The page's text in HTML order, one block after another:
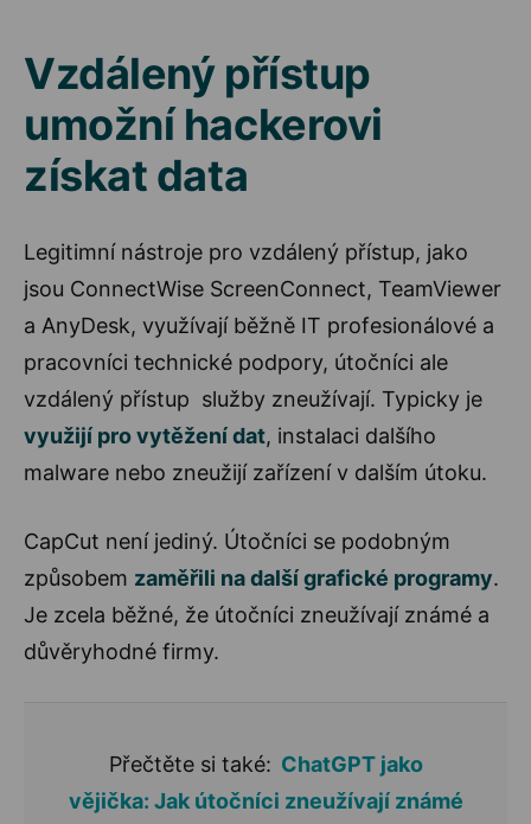
Vzdálený přístup
umožní hackerovi
získat data
Legitimní nástroje pro vzdálený přístup, jako
jsou ConnectWise ScreenConnect, TeamViewer
a AnyDesk, využívají běžně IT profesionálové a
pracovníci technické podpory, útočníci ale
vzdálený přístup služby zneužívají. Typicky je
využijí pro vytěžení dat, instalaci dalšího
malware nebo zneužijí zařízení v dalším útoku.
CapCut není jediný. Útočníci se podobným
způsobem zaměřili na další grafické programy.
Je zcela běžné, že útočníci zneužívají známé a
důvěryhodné firmy.
Přečtěte si také: ChatGPT jako
vějička: Jak útočníci zneužívají známé